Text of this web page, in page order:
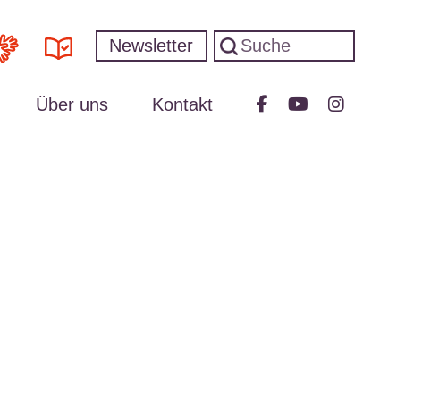
Newsletter
Über uns Kontakt